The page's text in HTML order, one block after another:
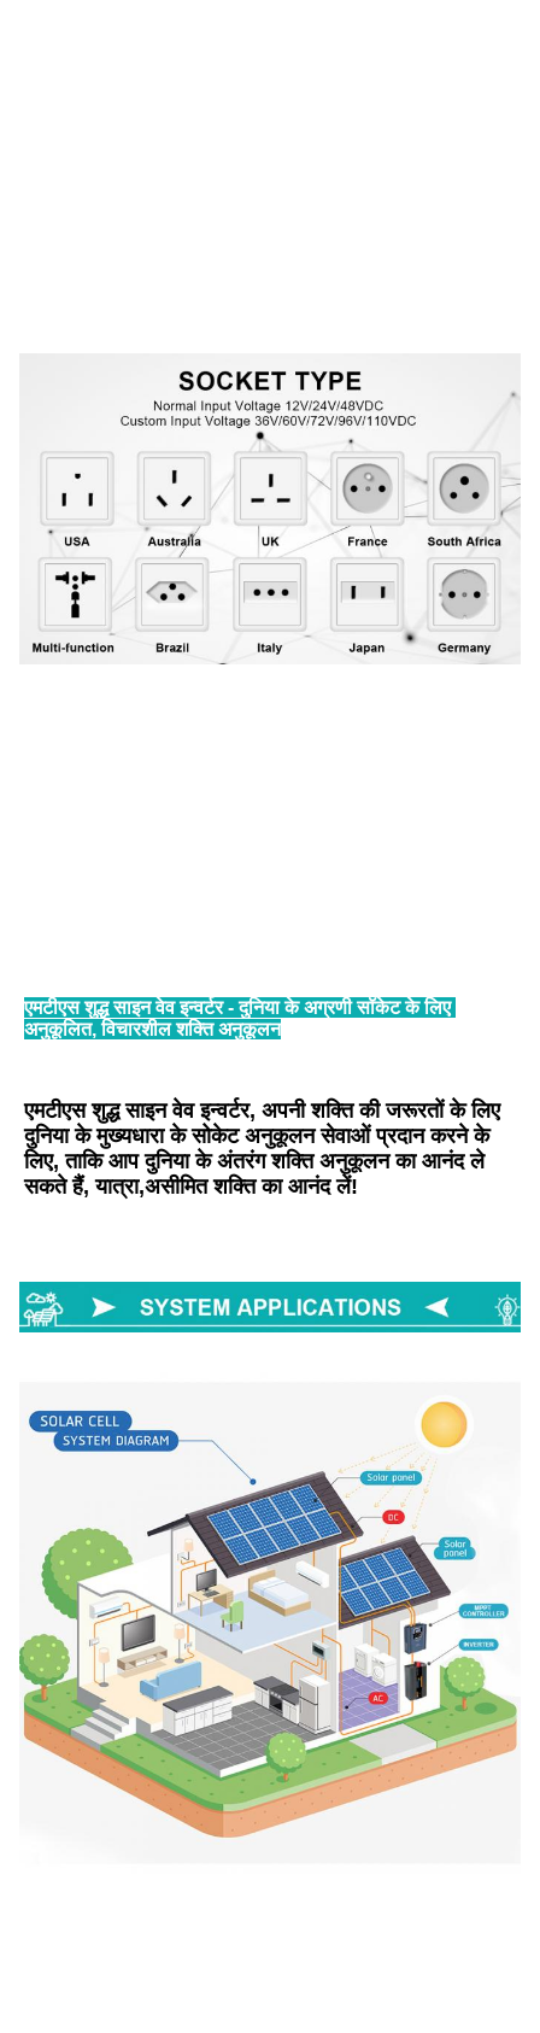
एमटीएस शुद्ध साइन वेव इन्वर्टर - दुनिया के अग्रणी सॉकेट के लिए
अनुकूलित, विचारशील शक्ति अनुकूलन
एमटीएस शुद्ध साइन वेव इन्वर्टर, अपनी शक्ति की जरूरतों के लिए
दुनिया के मुख्यधारा के सोकेट अनुकूलन सेवाओं प्रदान करने के
लिए, ताकि आप दुनिया के अंतरंग शक्ति अनुकूलन का आनंद ले
सकते हैं, यात्रा,असीमित शक्ति का आनंद लें!